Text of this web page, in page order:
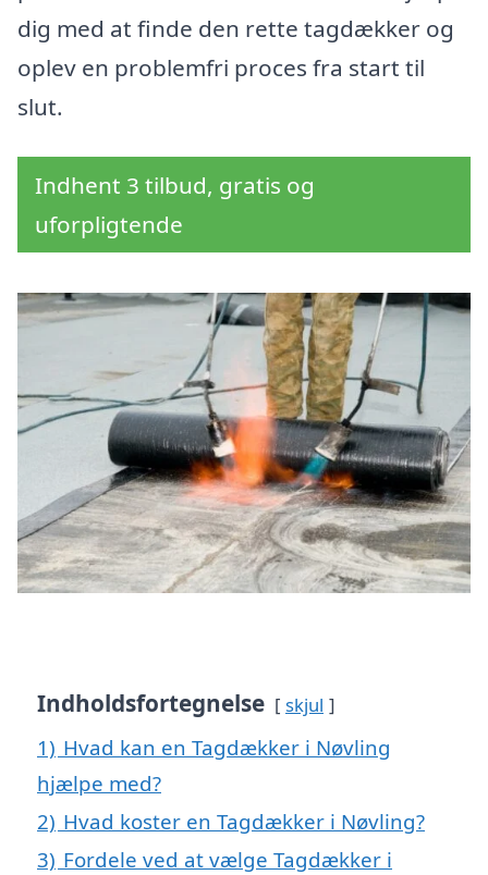
dig med at finde den rette tagdækker og
oplev en problemfri proces fra start til
slut.
Indhent 3 tilbud, gratis og
uforpligtende
Indholdsfortegnelse skjul
1) Hvad kan en Tagdækker i Nøvling
hjælpe med?
2) Hvad koster en Tagdækker i Nøvling?
3) Fordele ved at vælge Tagdækker i